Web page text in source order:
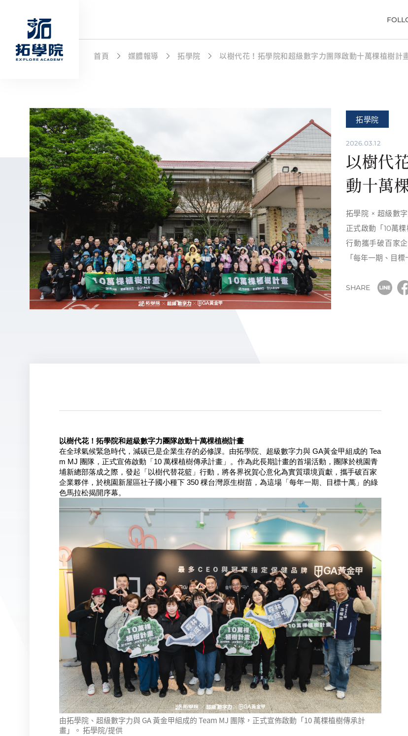
首頁 媒體報導 拓學院 以樹代花！拓學院和超級數字力團隊啟動十萬棵植樹計
拓學院
2026.03.12
以樹代
動十萬
拓學院 × 超級數
正式啟動「10萬
行動攜手破百家
「每年一期、目
SHARE
以樹代花！拓學院和超級數字力團隊啟動十萬棵植樹計畫
在全球氣候緊急時代，減碳已是企業生存的必修課。由拓學院、超級數字力與 GA黃金甲組成的 Tea
m MJ 團隊，正式宣佈啟動「10 萬棵植樹傳承計畫」。作為此長期計畫的首場活動，團隊於桃園青
埔新總部落成之際，發起「以樹代替花籃」行動，將各界祝賀心意化為實質環境貢獻，攜手破百家
企業夥伴，於桃園新屋區社子國小種下 350 棵台灣原生樹苗，為這場「每年一期、目標十萬」的綠
色馬拉松揭開序幕。
由拓學院、超級數字力與 GA 黃金甲組成的 Team MJ 團隊，正式宣佈啟動「10 萬棵植樹傳承計
畫」。 拓學院/提供